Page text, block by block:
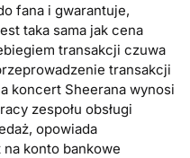
fana i gwarantuje,
taka sama jak cena
transakcji czuwa
transakcji
koncert Sheerana wynosi
zespołu obsługi
opowiada
konto bankowe